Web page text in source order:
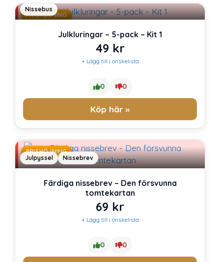
PRISHÖJNING
Nissebus
Julkluringar – 5-pack – Kit 1
49 kr
+ Lägg till i önskelista
0 0
Köp här »
PRISHÖJNING
Julpyssel
Nissebrev
Färdiga nissebrev – Den försvunna
tomtekartan
69 kr
+ Lägg till i önskelista
0 0